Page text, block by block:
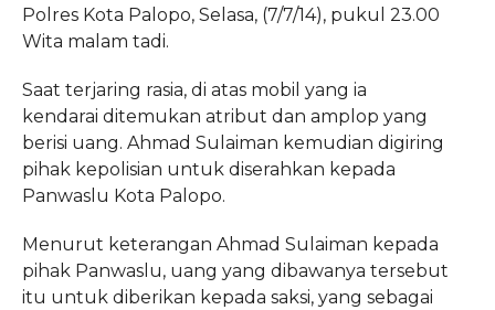
Polres Kota Palopo, Selasa, (7/7/14), pukul 23.00
Wita malam tadi.
Saat terjaring rasia, di atas mobil yang ia
kendarai ditemukan atribut dan amplop yang
berisi uang. Ahmad Sulaiman kemudian digiring
pihak kepolisian untuk diserahkan kepada
Panwaslu Kota Palopo.
Menurut keterangan Ahmad Sulaiman kepada
pihak Panwaslu, uang yang dibawanya tersebut
itu untuk diberikan kepada saksi, yang sebagai